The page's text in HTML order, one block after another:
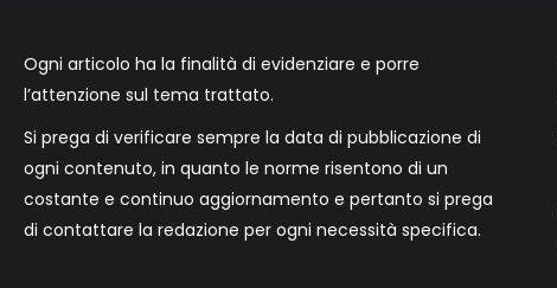
Ogni articolo ha la finalità di evidenziare e porre
l’attenzione sul tema trattato.
Si prega di verificare sempre la data di pubblicazione di
ogni contenuto, in quanto le norme risentono di un
costante e continuo aggiornamento e pertanto si prega
di contattare la redazione per ogni necessità specifica.